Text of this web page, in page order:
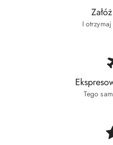
I
Tego